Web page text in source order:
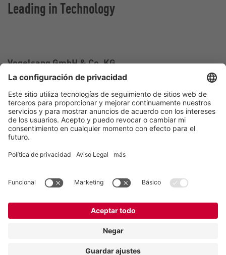
Leading in Technology
Vogelsang GmbH & Co. KG
Holthoege 10-14
49632 Essen (Oldenburg)
Alemania
Contacto
germany@vogelsang.info
Política de privacidad